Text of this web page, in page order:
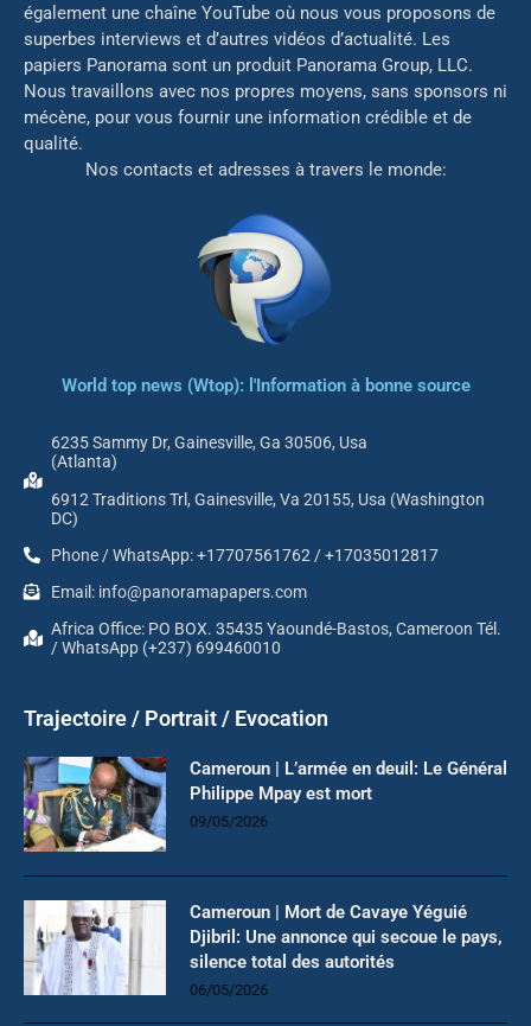
également une chaîne YouTube où nous vous proposons de
superbes interviews et d’autres vidéos d’actualité. Les
papiers Panorama sont un produit Panorama Group, LLC.
Nous travaillons avec nos propres moyens, sans sponsors ni
mécène, pour vous fournir une information crédible et de
qualité.
Nos contacts et adresses à travers le monde:
World top news (Wtop): l'Information à bonne source
6235 Sammy Dr, Gainesville, Ga 30506, Usa
(Atlanta)
6912 Traditions Trl, Gainesville, Va 20155, Usa (Washington
DC)
Phone / WhatsApp: +17707561762 / +17035012817
Email: info@panoramapapers.com
Africa Office: PO BOX. 35435 Yaoundé-Bastos, Cameroon Tél.
/ WhatsApp (+237) 699460010
Trajectoire / Portrait / Evocation
Cameroun | L’armée en deuil: Le Général
Philippe Mpay est mort
09/05/2026
Cameroun | Mort de Cavaye Yéguié
Djibril: Une annonce qui secoue le pays,
silence total des autorités
06/05/2026